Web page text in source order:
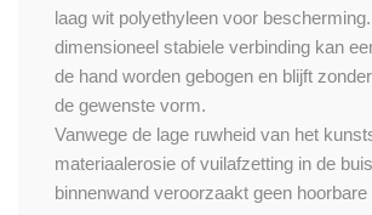
laag wit polyethyleen voor
dimensioneel stabiele verbinding kan
de hand worden gebogen en blijft
de gewenste vorm.
Vanwege de lage ruwheid van het
materiaalerosie of vuilafzetting in de
binnenwand veroorzaakt geen hoorbare